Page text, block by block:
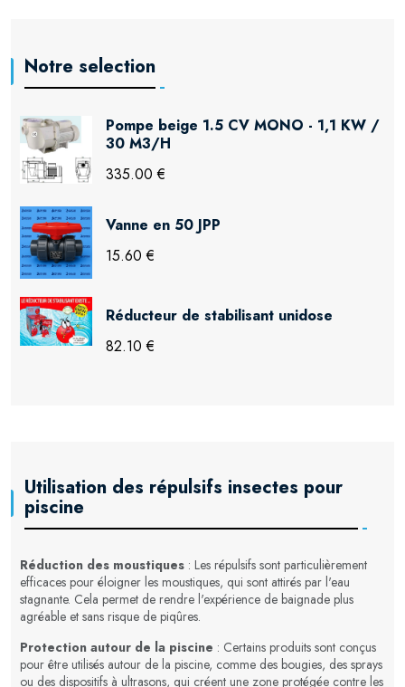
Notre selection
Pompe beige 1.5 CV MONO - 1,1 KW /
30 M3/H
335.00 €
Vanne en 50 JPP
15.60 €
Réducteur de stabilisant unidose
82.10 €
Utilisation des répulsifs insectes pour
piscine
Réduction des moustiques : Les répulsifs sont particulièrement
efficaces pour éloigner les moustiques, qui sont attirés par l'eau
stagnante. Cela permet de rendre l'expérience de baignade plus
agréable et sans risque de piqûres.
Protection autour de la piscine : Certains produits sont conçus
pour être utilisés autour de la piscine, comme des bougies, des sprays
ou des dispositifs à ultrasons, qui créent une zone protégée contre les